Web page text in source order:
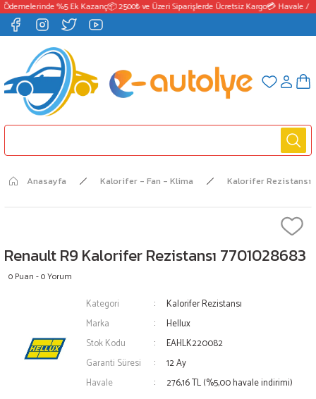
%5 Ek Kazanç📦 2500₺ ve Üzeri Siparişlerde Ücretsiz Kargo💳 Havale /
Anasayfa Kalorifer - Fan - Klima Kalorifer Rezistansı
Renault R9 Kalorifer Rezistansı 7701028683
0 Puan - 0 Yorum
Kategori
Kalorifer Rezistansı
Marka
Hellux
Stok Kodu
EAHLK220082
Garanti Süresi
12 Ay
Havale
276,16 TL (%5,00 havale indirimi)